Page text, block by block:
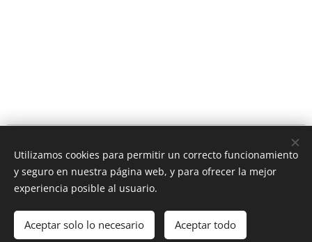
Rivera Maya Mexico
Cookies
Idiomas
English
Utilizamos cookies para permitir un correcto funcionamiento
y seguro en nuestra página web, y para ofrecer la mejor
experiencia posible al usuario.
Aceptar solo lo necesario Aceptar todo